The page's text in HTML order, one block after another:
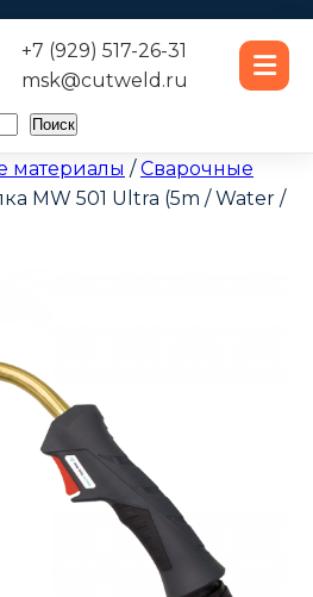
+7 (929) 517-26-31
msk@cutweld.ru
Поиск
материалы /Сварочные
MW 501 Ultra (5m / Water /